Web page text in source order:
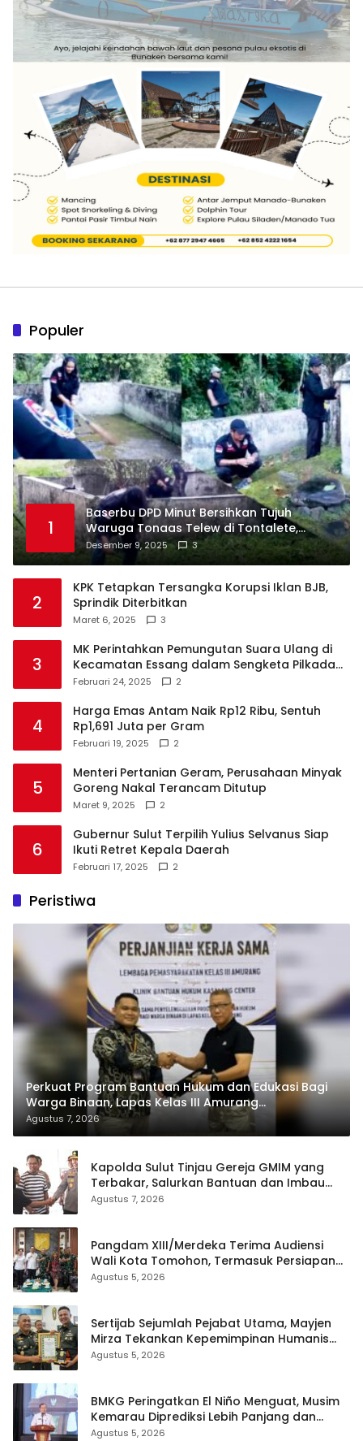
Populer
1
Baserbu DPD Minut Bersihkan Tujuh
Waruga Tonaas Telew di Tontalete,
Agenda Rutin Pelestarian Jejak Leluhur
Minahasa
Desember 9, 2025 3
2
KPK Tetapkan Tersangka Korupsi Iklan BJB,
Sprindik Diterbitkan
Maret 6, 2025 3
3
MK Perintahkan Pemungutan Suara Ulang di
Kecamatan Essang dalam Sengketa Pilkada
Talaud
Februari 24, 2025 2
4
Harga Emas Antam Naik Rp12 Ribu, Sentuh
Rp1,691 Juta per Gram
Februari 19, 2025 2
5
Menteri Pertanian Geram, Perusahaan Minyak
Goreng Nakal Terancam Ditutup
Maret 9, 2025 2
6
Gubernur Sulut Terpilih Yulius Selvanus Siap
Ikuti Retret Kepala Daerah
Februari 17, 2025 2
Peristiwa
Perkuat Program Bantuan Hukum dan Edukasi Bagi
Warga Binaan, Lapas Kelas III Amurang
Tandatangani MoU Dengan LBH KASALANG CENTER
Agustus 7, 2026
Kapolda Sulut Tinjau Gereja GMIM yang
Terbakar, Salurkan Bantuan dan Imbau
Waspada Musim Kemarau
Agustus 7, 2026
Pangdam XIII/Merdeka Terima Audiensi
Wali Kota Tomohon, Termasuk Persiapan
TIFF
Agustus 5, 2026
Sertijab Sejumlah Pejabat Utama, Mayjen
Mirza Tekankan Kepemimpinan Humanis
dan Profesional
Agustus 5, 2026
BMKG Peringatkan El Niño Menguat, Musim
Kemarau Diprediksi Lebih Panjang dan
Kering pada Agustus–September
Agustus 5, 2026